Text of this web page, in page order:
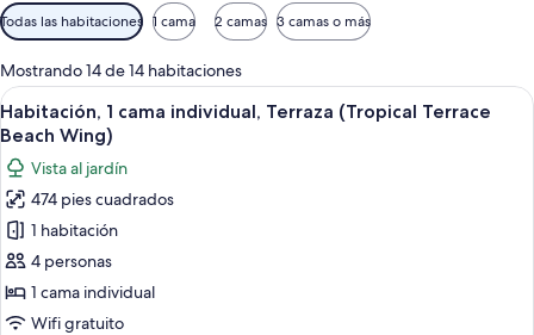
Filtros
disponibles
para
las
habitaciones
Todas las habitaciones 1 cama 2 camas 3 camas o más
Mostrando 14 de 14 habitaciones
Abrir
todas
las
fotos
de
Habitación,
1
cama
individual,
Habitación de hotel con dos camas,
5
Habitación, 1 cama individual, Terraza (Tropical Terrace
Beach Wing)
Vista al jardín
474 pies cuadrados
1 habitación
4 personas
1 cama individual
Wifi gratuito